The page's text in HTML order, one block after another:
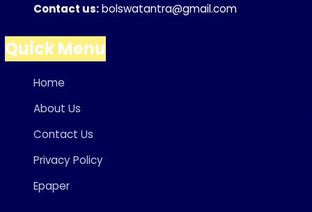
Contact us:bolswatantra@gmail.com
Quick Menu
Home
About Us
Contact Us
Privacy Policy
Epaper